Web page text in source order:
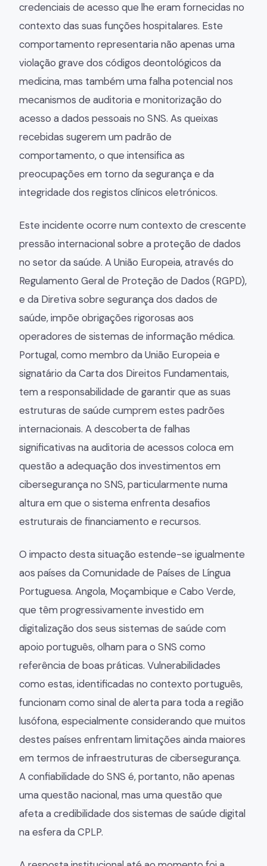
credenciais de acesso que lhe eram fornecidas no
contexto das suas funções hospitalares. Este
comportamento representaria não apenas uma
violação grave dos códigos deontológicos da
medicina, mas também uma falha potencial nos
mecanismos de auditoria e monitorização do
acesso a dados pessoais no SNS. As queixas
recebidas sugerem um padrão de
comportamento, o que intensifica as
preocupações em torno da segurança e da
integridade dos registos clínicos eletrónicos.
Este incidente ocorre num contexto de crescente
pressão internacional sobre a proteção de dados
no setor da saúde. A União Europeia, através do
Regulamento Geral de Proteção de Dados (RGPD),
e da Diretiva sobre segurança dos dados de
saúde, impõe obrigações rigorosas aos
operadores de sistemas de informação médica.
Portugal, como membro da União Europeia e
signatário da Carta dos Direitos Fundamentais,
tem a responsabilidade de garantir que as suas
estruturas de saúde cumprem estes padrões
internacionais. A descoberta de falhas
significativas na auditoria de acessos coloca em
questão a adequação dos investimentos em
cibersegurança no SNS, particularmente numa
altura em que o sistema enfrenta desafios
estruturais de financiamento e recursos.
O impacto desta situação estende-se igualmente
aos países da Comunidade de Países de Língua
Portuguesa. Angola, Moçambique e Cabo Verde,
que têm progressivamente investido em
digitalização dos seus sistemas de saúde com
apoio português, olham para o SNS como
referência de boas práticas. Vulnerabilidades
como estas, identificadas no contexto português,
funcionam como sinal de alerta para toda a região
lusófona, especialmente considerando que muitos
destes países enfrentam limitações ainda maiores
em termos de infraestruturas de cibersegurança.
A confiabilidade do SNS é, portanto, não apenas
uma questão nacional, mas uma questão que
afeta a credibilidade dos sistemas de saúde digital
na esfera da CPLP.